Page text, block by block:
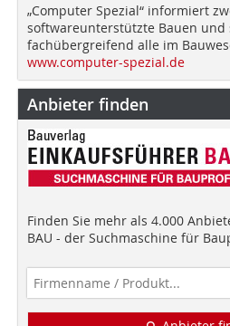
„Computer Spezial“ informiert
softwareunterstützte Bauen und
fachübergreifend alle im
www.computer-spezial.de
Anbieter finden
Finden Sie mehr als 4.000
BAU - der Suchmaschine für